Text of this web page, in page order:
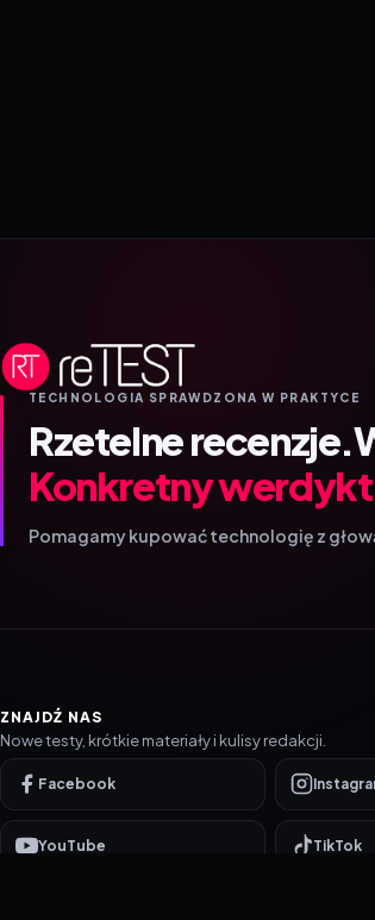
TECHNOLOGIA SPRAWDZONA W PRAKTYCE
Rzetelne recenzje.
Konkretny
Pomagamy kupować technologię z
ZNAJDŹ NAS
Nowe testy, krótkie materiały i kulisy redakcji.
Facebook
YouTube TikTok